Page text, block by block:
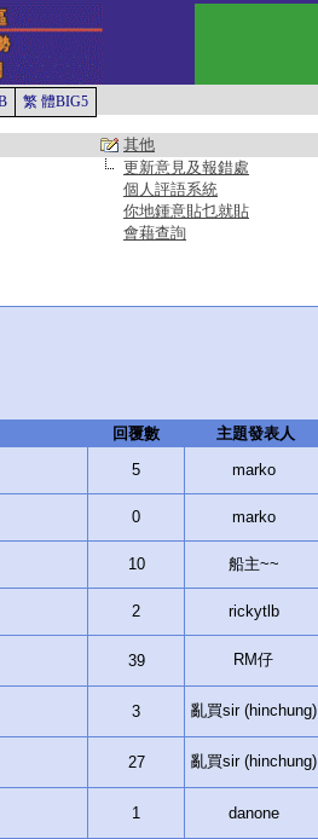
繁 體BIG5
其他
更新意見及報錯處
個人評語系統
你地鍾意貼乜就貼
會藉查詢
回覆數 主題發表人
5 marko
0 marko
10 船主~~
2 rickytlb
39 RM仔
3 亂買sir (hinchung)
27 亂買sir (hinchung)
1 danone